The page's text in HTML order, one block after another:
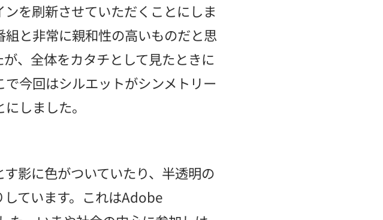
を刷新させていただくことにしま
と非常に親和性の高いものだと思
、全体をカタチとして見たときに
今回はシルエットがシンメトリー
しました。
影に色がついていたり、半透明の
ています。これはAdobe